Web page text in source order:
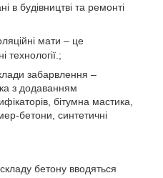
в будівництві та ремонті
мати – це
технології. ;
забарвлення –
з додаванням
бітумна мастика,
бетони, синтетичні
бетону вводяться